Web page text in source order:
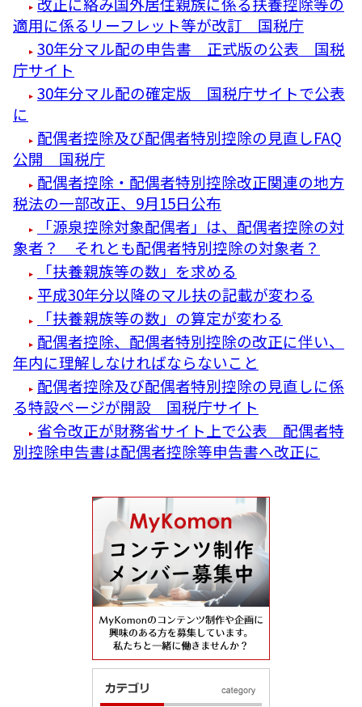
適用に係るリーフレット等が改訂 国税庁
30年分マル配の申告書 正式版の公表 国税
庁サイト
30年分マル配の確定版 国税庁サイトで公表
に
配偶者控除及び配偶者特別控除の見直しFAQ
公開 国税庁
配偶者控除・配偶者特別控除改正関連の地方
税法の一部改正、9月15日公布
「源泉控除対象配偶者」は、配偶者控除の対
象者？ それとも配偶者特別控除の対象者？
「扶養親族等の数」を求める
平成30年分以降のマル扶の記載が変わる
「扶養親族等の数」の算定が変わる
配偶者控除、配偶者特別控除の改正に伴い、
年内に理解しなければならないこと
配偶者控除及び配偶者特別控除の見直しに係
る特設ページが開設 国税庁サイト
省令改正が財務省サイト上で公表 配偶者特
別控除申告書は配偶者控除等申告書へ改正に